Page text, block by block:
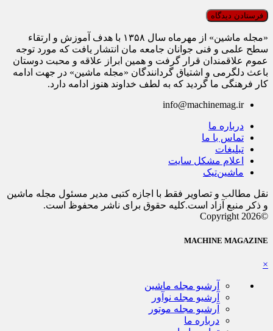
«مجله ماشین» از مهرماه سال ۱۳۵۸ با هدف آموزش و ارتقاء
سطح علمی و فنی جوانان جامعه مان انتشار یافت که مورد توجه
عموم علاقمندان قرار گرفت و همین ابراز علاقه و محبت دوستان
باعث دلگرمی و اشتیاق گردانندگان «مجله ماشین» در جهت ادامه
کار فرهنگی ما گردید که به لطف خداوند هنوز ادامه دارد.
info@machinemag.ir
درباره ما
تماس با ما
تبلیغات
اعلام مشکل سایت
ماشین‌تیک
نقل مطالب و تصاویر فقط با اجازه کتبی مدیر مسئول مجله ماشین
و ذکر منبع آزاد است.کلیه حقوق برای ناشر محفوظ است.
©Copyright 2026
MACHINE MAGAZINE
×
آرشیو مجله ماشین
آرشیو مجله نوآور
آرشیو مجله موتور
درباره ما